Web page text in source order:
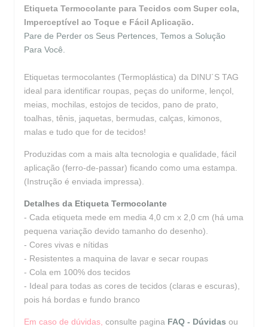
Etiqueta Termocolante para Tecidos com Super cola,
Imperceptível ao Toque e Fácil Aplicação.
Pare de Perder os Seus Pertences, Temos a Solução
Para Você.
Etiquetas termocolantes (Termoplástica) da DINU´S TAG
ideal para identificar roupas, peças do uniforme, lençol,
meias, mochilas, estojos de tecidos, pano de prato,
toalhas, tênis, jaquetas, bermudas, calças, kimonos,
malas e tudo que for de tecidos!
Produzidas com a mais alta tecnologia e qualidade, fácil
aplicação (ferro-de-passar) ficando como uma estampa.
(Instrução é enviada impressa).
Detalhes da Etiqueta Termocolante
- Cada etiqueta mede em media 4,0 cm x 2,0 cm (há uma
pequena variação devido tamanho do desenho).
- Cores vivas e nítidas
- Resistentes a maquina de lavar e secar roupas
- Cola em 100% dos tecidos
- Ideal para todas as cores de tecidos (claras e escuras),
pois há bordas e fundo branco
Em caso de dúvidas, consulte pagina FAQ - Dúvidas ou